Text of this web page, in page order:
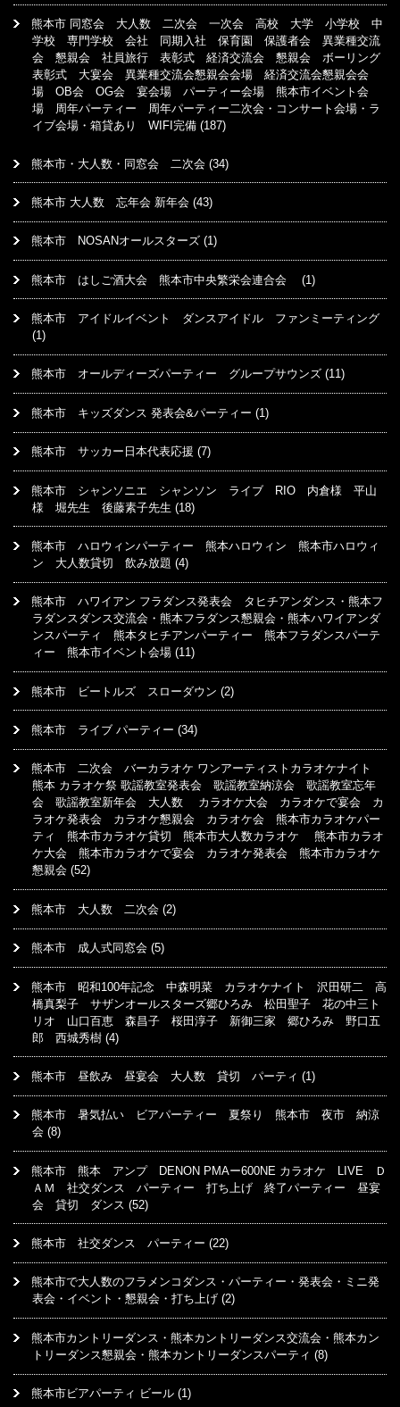
熊本市 同窓会 大人数 二次会 一次会 高校 大学 小学校 中
学校 専門学校 会社 同期入社 保育園 保護者会 異業種交流
会 懇親会 社員旅行 表彰式 経済交流会 懇親会 ボーリング
表彰式 大宴会 異業種交流会懇親会会場 経済交流会懇親会会
場 OB会 OG会 宴会場 パーティー会場 熊本市イベント会
場 周年パーティー 周年パーティー二次会・コンサート会場・ラ
イブ会場・箱貸あり WIFI完備 (187)
熊本市・大人数・同窓会 二次会 (34)
熊本市 大人数 忘年会 新年会 (43)
熊本市 NOSANオールスターズ (1)
熊本市 はしご酒大会 熊本市中央繁栄会連合会 (1)
熊本市 アイドルイベント ダンスアイドル ファンミーティング
(1)
熊本市 オールディーズパーティー グループサウンズ (11)
熊本市 キッズダンス 発表会&パーティー (1)
熊本市 サッカー日本代表応援 (7)
熊本市 シャンソニエ シャンソン ライブ RIO 内倉様 平山
様 堀先生 後藤素子先生 (18)
熊本市 ハロウィンパーティー 熊本ハロウィン 熊本市ハロウィ
ン 大人数貸切 飲み放題 (4)
熊本市 ハワイアン フラダンス発表会 タヒチアンダンス・熊本フ
ラダンスダンス交流会・熊本フラダンス懇親会・熊本ハワイアンダ
ンスパーティ 熊本タヒチアンパーティー 熊本フラダンスパーテ
ィー 熊本市イベント会場 (11)
熊本市 ビートルズ スローダウン (2)
熊本市 ライブ パーティー (34)
熊本市 二次会 バーカラオケ ワンアーティストカラオケナイト
熊本 カラオケ祭 歌謡教室発表会 歌謡教室納涼会 歌謡教室忘年
会 歌謡教室新年会 大人数 カラオケ大会 カラオケで宴会 カ
ラオケ発表会 カラオケ懇親会 カラオケ会 熊本市カラオケパー
ティ 熊本市カラオケ貸切 熊本市大人数カラオケ 熊本市カラオ
ケ大会 熊本市カラオケで宴会 カラオケ発表会 熊本市カラオケ
懇親会 (52)
熊本市 大人数 二次会 (2)
熊本市 成人式同窓会 (5)
熊本市 昭和100年記念 中森明菜 カラオケナイト 沢田研二 高
橋真梨子 サザンオールスターズ郷ひろみ 松田聖子 花の中三ト
リオ 山口百恵 森昌子 桜田淳子 新御三家 郷ひろみ 野口五
郎 西城秀樹 (4)
熊本市 昼飲み 昼宴会 大人数 貸切 パーティ (1)
熊本市 暑気払い ビアパーティー 夏祭り 熊本市 夜市 納涼
会 (8)
熊本市 熊本 アンプ DENON PMAー600NE カラオケ LIVE Ｄ
ＡＭ 社交ダンス パーティー 打ち上げ 終了パーティー 昼宴
会 貸切 ダンス (52)
熊本市 社交ダンス パーティー (22)
熊本市で大人数のフラメンコダンス・パーティー・発表会・ミニ発
表会・イベント・懇親会・打ち上げ (2)
熊本市カントリーダンス・熊本カントリーダンス交流会・熊本カン
トリーダンス懇親会・熊本カントリーダンスパーティ (8)
熊本市ビアパーティ ビール (1)